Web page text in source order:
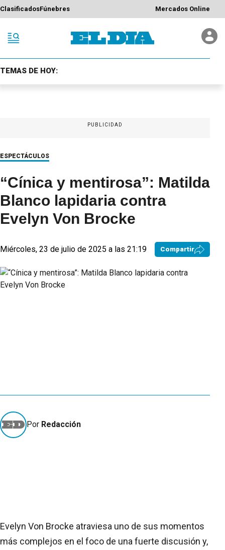
ClasificadosFúnebres Mercados Online
TEMAS DE HOY:
PUBLICIDAD
ESPECTÁCULOS
“Cínica y mentirosa”: Matilda
Blanco lapidaria contra
Evelyn Von Brocke
Miércoles, 23 de julio de 2025 a las 21:19 Compartir
Por Redacción
Evelyn Von Brocke atraviesa uno de sus momentos
más complejos en el foco de una fuerte discusión y,